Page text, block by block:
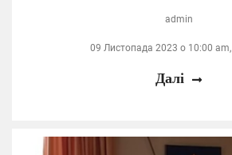
admin
09 Листопада 2023 о 10:00 am,
Далі